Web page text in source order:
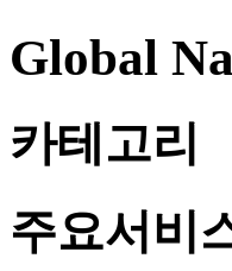
Global
카테고리
주요서비